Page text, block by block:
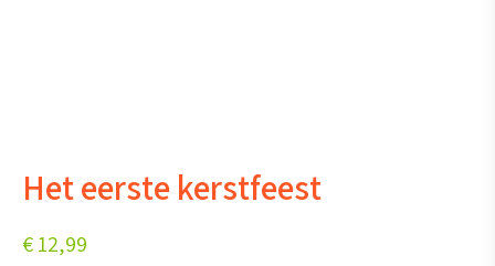
Het eerste kerstfeest
€12,99